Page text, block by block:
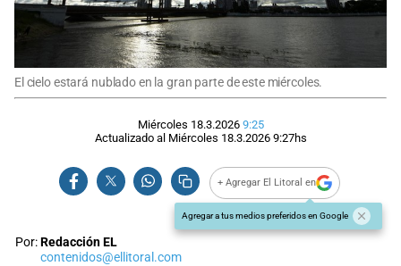
El cielo estará nublado en la gran parte de este miércoles.
Miércoles 18.3.2026 9:25
Actualizado al Miércoles 18.3.2026 9:27hs
+ Agregar El Litoral en
Agregar a tus medios preferidos en Google
Por:Redacción EL
contenidos@ellitoral.com